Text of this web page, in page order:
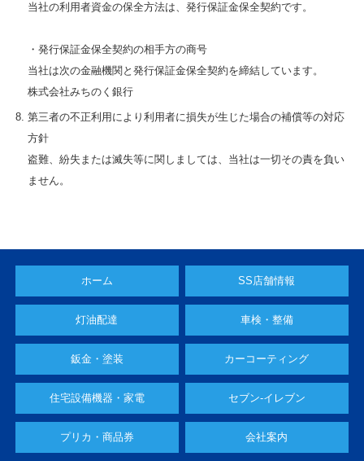
当社の利用者資金の保全方法は、発行保証金保全契約です。
・発行保証金保全契約の相手方の商号
当社は次の金融機関と発行保証金保全契約を締結しています。
株式会社みちのく銀行
第三者の不正利用により利用者に損失が生じた場合の補償等の対応
方針
盗難、紛失または滅失等に関しましては、当社は一切その責を負い
ません。
ホーム SS店舗情報
灯油配達 車検・整備
鈑金・塗装 カーコーティング
住宅設備機器・家電 セブン-イレブン
プリカ・商品券 会社案内